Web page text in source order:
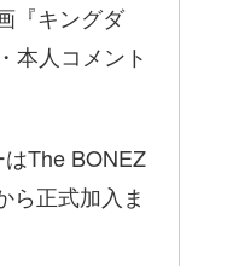
『キングダ
本人コメント
The BONEZ
ら正式加入ま